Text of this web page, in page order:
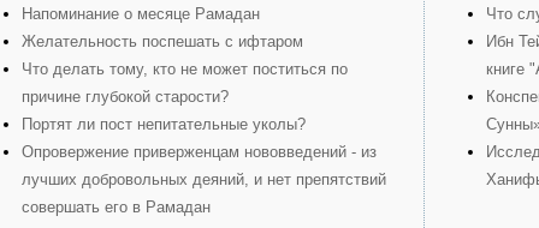
Напоминание о месяце Рамадан
Желательность поспешать с ифтаром
Что делать тому, кто не может поститься по
причине глубокой старости?
Портят ли пост непитательные уколы?
Опровержение приверженцам нововведений - из
лучших добровольных деяний, и нет препятствий
совершать его в Рамадан
Что
Ибн
книге